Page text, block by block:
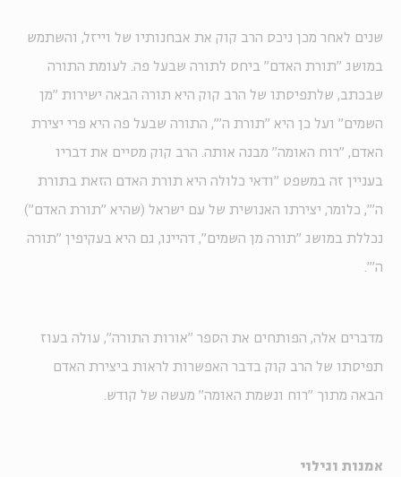
שנים לאחר מכן ניכס הרב קוק את אבחנותיו של וייזל, והשתמש
במושג "תורת האדם" ביחס לתורה שבעל פה. לעומת התורה
שבכתב, שלתפיסתו של הרב קוק היא תורה הבאה ישירות "מן
השמים" ועל כן היא "תורת ה'", התורה שבעל פה היא פרי יצירת
האדם, "רוח האומה" מבנה אותה. הרב קוק מסיים את דבריו
בעניין זה במשפט "ודאי כלולה היא תורת האדם הזאת בתורת
ה'", כלומר, יצירתו האנושית של עם ישראל (שהיא "תורת האדם")
נכללת במושג "תורה מן השמים", דהיינו, גם היא בעקיפין "תורה
ה'".
מדברים אלה, הפותחים את הספר "אורות התורה", עולה בעוז
תפיסתו של הרב קוק בדבר האפשרות לראות ביצירת האדם
הבאה מתוך "רוח ונשמת האומה" מעשה של קודש.
אמנות וגילוי